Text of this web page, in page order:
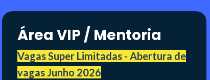
Área VIP / Mentoria
Vagas Super Limitadas - Abertura de
vagas Junho 2026